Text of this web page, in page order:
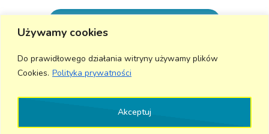
Używamy cookies
Do prawidłowego działania witryny używamy plików
Cookies. Polityka prywatności
Akceptuj
+48 530 555 015
info@aktivmed24.pl